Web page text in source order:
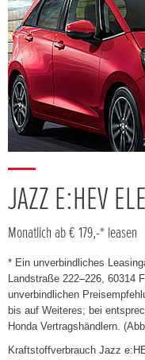
JAZZ E:HEV
Monatlich ab € 179,-* leasen
* Ein unverbindliches
Landstraße 222–226, 60314
unverbindlichen
bis auf Weiteres; bei
Honda Vertragshändlern.
Kraftstoffverbrauch Jazz